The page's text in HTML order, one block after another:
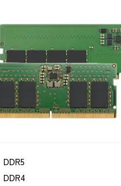
DDR5
DDR4